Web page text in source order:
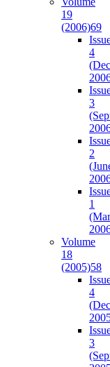
19
(2006)69
4
3
2
1
Volume
18
(2005)58
4
3